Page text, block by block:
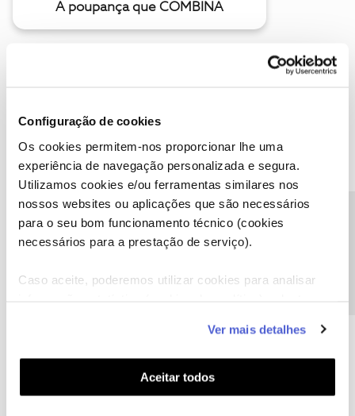
Configuração de cookies
Os cookies permitem-nos proporcionar lhe uma
experiência de navegação personalizada e segura.
Utilizamos cookies e/ou ferramentas similares nos
nossos websites ou aplicações que são necessários
para o seu bom funcionamento técnico (cookies
necessários para a prestação de serviço).
Caso aceite, poderemos utilizar cookies para analisar
funcionalidades (cookies de personalização e
funcionalidade) e adaptar anúncios aos seus interesses
(cookies de publicidade personalizada). Pode gerir a
utilização dos cookies clicando em "Configurar
Ver mais detalhes
Aceitar todos
A poupança que COMBINA
Descubra as novidades de julho
Hall of Fame de julho